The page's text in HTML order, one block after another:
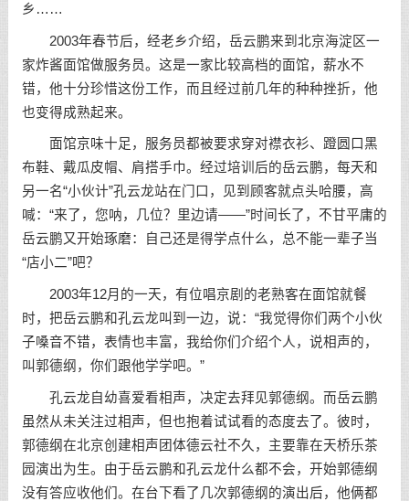
乡……
2003年春节后，经老乡介绍，岳云鹏来到北京海淀区一
家炸酱面馆做服务员。这是一家比较高档的面馆，薪水不
错，他十分珍惜这份工作，而且经过前几年的种种挫折，他
也变得成熟起来。
面馆京味十足，服务员都被要求穿对襟衣衫、蹬圆口黑
布鞋、戴瓜皮帽、肩搭手巾。经过培训后的岳云鹏，每天和
另一名“小伙计”孔云龙站在门口，见到顾客就点头哈腰，高
喊：“来了，您呐，几位？里边请——”时间长了，不甘平庸的
岳云鹏又开始琢磨：自己还是得学点什么，总不能一辈子当
“店小二”吧？
2003年12月的一天，有位唱京剧的老熟客在面馆就餐
时，把岳云鹏和孔云龙叫到一边，说：“我觉得你们两个小伙
子嗓音不错，表情也丰富，我给你们介绍个人，说相声的，
叫郭德纲，你们跟他学学吧。”
孔云龙自幼喜爱看相声，决定去拜见郭德纲。而岳云鹏
虽然从未关注过相声，但也抱着试试看的态度去了。彼时，
郭德纲在北京创建相声团体德云社不久，主要靠在天桥乐茶
园演出为生。由于岳云鹏和孔云龙什么都不会，开始郭德纲
没有答应收他们。在台下看了几次郭德纲的演出后，他俩都